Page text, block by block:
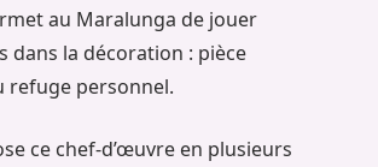
au Maralunga de jouer
dans la décoration : pièce
refuge personnel.
ce chef-d’œuvre en plusieurs